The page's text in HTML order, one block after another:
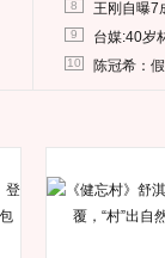
8 王刚自曝7
9 台媒:40岁
10 陈冠希：